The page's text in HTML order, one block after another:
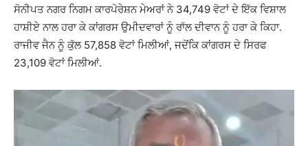
ਸੋਨੀਪਤ ਨਗਰ ਨਿਗਮ ਕਾਰਪੋਰੇਸ਼ਨ ਮੇਅਰਾਂ ਨੇ 34,749 ਵੋਟਾਂ ਦੇ ਇੱਕ ਵਿਸ਼ਾਲ
ਹਾਸ਼ੀਏ ਨਾਲ ਹਰਾ ਕੇ ਕਾਂਗਰਸ ਉਮੀਦਵਾਰਾਂ ਨੂੰ ਰਾੱਲ ਦੀਵਾਨ ਨੂੰ ਹਰਾ ਕੇ ਕਿਹਾ.
ਰਾਜੀਵ ਜੈਨ ਨੂੰ ਕੁੱਲ 57,858 ਵੋਟਾਂ ਮਿਲੀਆਂ, ਜਦੋਂਕਿ ਕਾਂਗਰਸ ਦੇ ਸਿਰਫ
23,109 ਵੋਟਾਂ ਮਿਲੀਆਂ.